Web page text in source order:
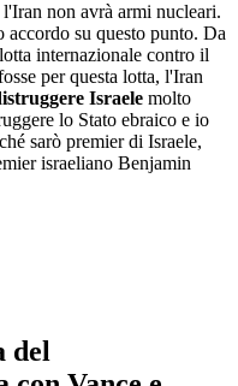
non avrà armi nucleari.
su questo punto. Da
internazionale contro il
per questa lotta, l'Iran
Israele molto
lo Stato ebraico e io
sarò premier di Israele,
israeliano Benjamin
del